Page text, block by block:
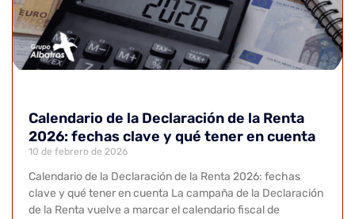
Calendario de la Declaración de la Renta
2026: fechas clave y qué tener en cuenta
10 de febrero de 2026
Calendario de la Declaración de la Renta 2026: fechas
clave y qué tener en cuenta La campaña de la Declaración
de la Renta vuelve a marcar el calendario fiscal de